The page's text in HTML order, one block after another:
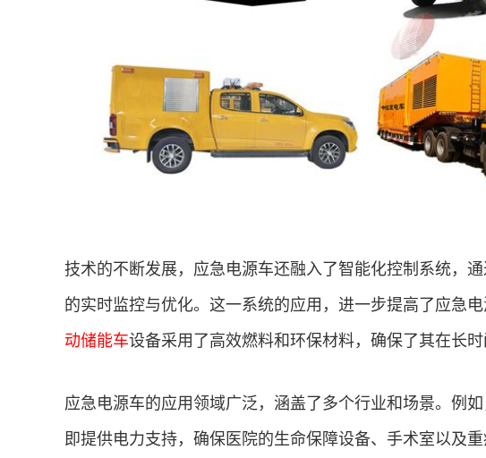
技术的不断发展，应急电源车还融入了智能化控制系统，
的实时监控与优化。这一系统的应用，进一步提高了应急
动储能车设备采用了高效燃料和环保材料，确保了其在长
应急电源车的应用领域广泛，涵盖了多个行业和场景。例
即提供电力支持，确保医院的生命保障设备、手术室以及